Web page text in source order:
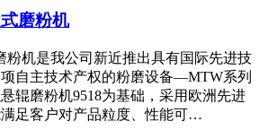
磨粉机
粉机是我公司新近推出具有国际先进技
自主技术产权的粉磨设备—MTW系列
辊磨粉机9518为基础，采用欧洲先进
足客户对产品粒度、性能可…